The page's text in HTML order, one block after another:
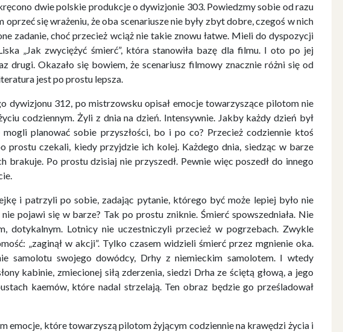
dwie polskie produkcje o dywizjonie 303. Powiedzmy sobie od razu
oprzeć się wrażeniu, że oba scenariusze nie były zbyt dobre, czegoś w nich
zadanie, choć przecież wciąż nie takie znowu łatwe. Mieli do dyspozycji
„Jak zwyciężyć śmierć”, która stanowiła bazę dla filmu. I oto po jej
drugi. Okazało się bowiem, że scenariusz filmowy znacznie różni się od
jest po prostu lepsza.
dywizjonu 312, po mistrzowsku opisał emocje towarzyszące pilotom nie
codziennym. Żyli z dnia na dzień. Intensywnie. Jakby każdy dzień był
planować sobie przyszłości, bo i po co? Przecież codziennie ktoś
prostu czekali, kiedy przyjdzie ich kolej. Każdego dnia, siedząc w barze
brakuje. Po prostu dzisiaj nie przyszedł. Pewnie więc poszedł do innego
i patrzyli po sobie, zadając pytanie, którego być może lepiej było nie
pojawi się w barze? Tak po prostu zniknie. Śmierć spowszedniała. Nie
dotykalnym. Lotnicy nie uczestniczyli przecież w pogrzebach. Zwykle
„zaginął w akcji”. Tylko czasem widzieli śmierć przez mgnienie oka.
samolotu swojego dowódcy, Drhy z niemieckim samolotem. I wtedy
kabinie, zmiecionej siłą zderzenia, siedzi Drha ze ściętą głową, a jego
kaemów, które nadal strzelają. Ten obraz będzie go prześladował
emocje, które towarzyszą pilotom żyjącym codziennie na krawędzi życia i